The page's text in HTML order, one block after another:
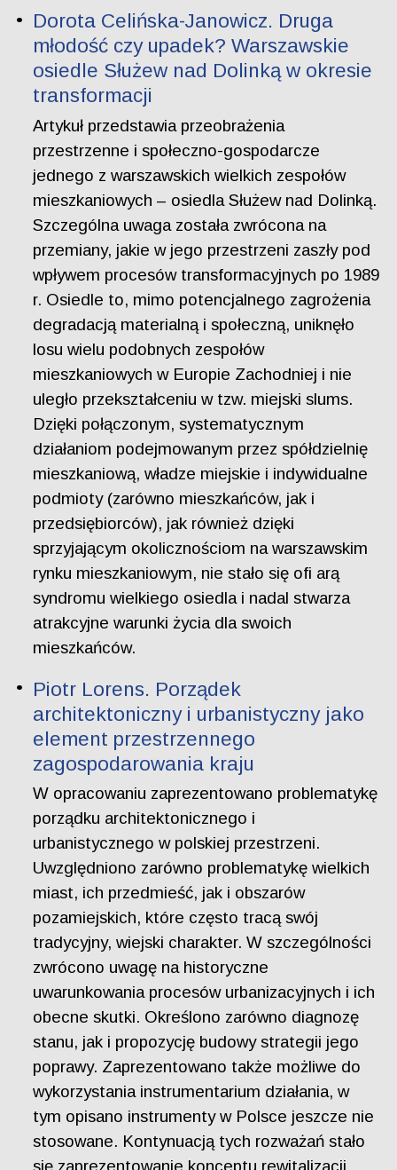
Dorota Celińska-Janowicz. Druga
młodość czy upadek? Warszawskie
osiedle Służew nad Dolinką w okresie
transformacji
Artykuł przedstawia przeobrażenia
przestrzenne i społeczno-gospodarcze
jednego z warszawskich wielkich zespołów
mieszkaniowych – osiedla Służew nad Dolinką.
Szczególna uwaga została zwrócona na
przemiany, jakie w jego przestrzeni zaszły pod
wpływem procesów transformacyjnych po 1989
r. Osiedle to, mimo potencjalnego zagrożenia
degradacją materialną i społeczną, uniknęło
losu wielu podobnych zespołów
mieszkaniowych w Europie Zachodniej i nie
uległo przekształceniu w tzw. miejski slums.
Dzięki połączonym, systematycznym
działaniom podejmowanym przez spółdzielnię
mieszkaniową, władze miejskie i indywidualne
podmioty (zarówno mieszkańców, jak i
przedsiębiorców), jak również dzięki
sprzyjającym okolicznościom na warszawskim
rynku mieszkaniowym, nie stało się ofi arą
syndromu wielkiego osiedla i nadal stwarza
atrakcyjne warunki życia dla swoich
mieszkańców.
Piotr Lorens. Porządek
architektoniczny i urbanistyczny jako
element przestrzennego
zagospodarowania kraju
W opracowaniu zaprezentowano problematykę
porządku architektonicznego i
urbanistycznego w polskiej przestrzeni.
Uwzględniono zarówno problematykę wielkich
miast, ich przedmieść, jak i obszarów
pozamiejskich, które często tracą swój
tradycyjny, wiejski charakter. W szczególności
zwrócono uwagę na historyczne
uwarunkowania procesów urbanizacyjnych i ich
obecne skutki. Określono zarówno diagnozę
stanu, jak i propozycję budowy strategii jego
poprawy. Zaprezentowano także możliwe do
wykorzystania instrumentarium działania, w
tym opisano instrumenty w Polsce jeszcze nie
stosowane. Kontynuacją tych rozważań stało